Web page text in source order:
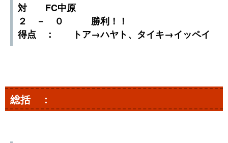
対 FC中原
２ － ０ 勝利！！
得点 ： トア→ハヤト、タイキ→イッペイ
総括 ：